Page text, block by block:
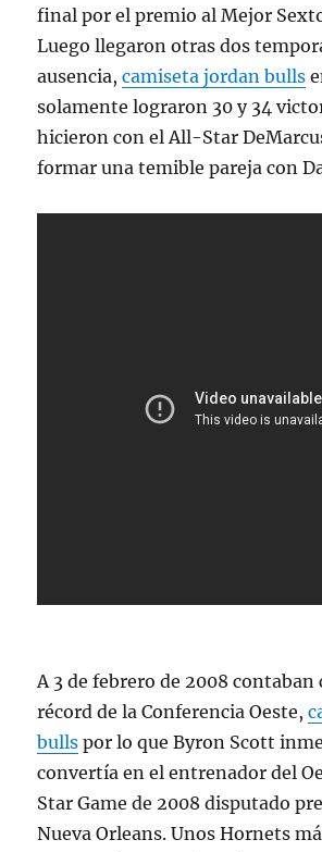
final por el premio al Mejor
Luego llegaron otras dos
ausencia,camiseta jordan bulls
solamente lograron 30 y 34
hicieron con el All-Star
formar una temible pareja con
A 3 de febrero de 2008
récord de la Conferencia Oeste,
bulls por lo que Byron Scott
convertía en el entrenador del
Star Game de 2008 disputado
Nueva Orleans. Unos Hornets